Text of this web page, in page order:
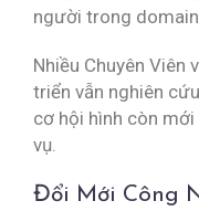
người trong
Nhiều Chuyên Viên
triển vẫn nghiên
cơ hội hình còn
vụ.
Đổi Mới Công